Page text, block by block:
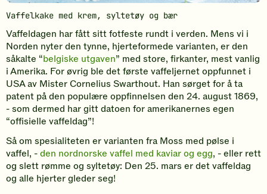
Vaffelkake med krem, syltetøy og bær
Vaffeldagen har fått sitt fotfeste rundt i verden. Mens vi i
Norden nyter den tynne, hjerteformede varianten, er den
såkalte “belgiske utgaven” med store, firkanter, mest vanlig
i Amerika. For øvrig ble det første vaffeljernet oppfunnet i
USA av Mister Cornelius Swarthout. Han sørget for å ta
patent på den populære oppfinnelsen den 24. august 1869,
- som dermed har gitt datoen for amerikanernes egen
“offisielle vaffeldag”!
Så om spesialiteten er varianten fra Moss med pølse i
vaffel, -den nordnorske vaffel med kaviar og egg, - eller rett
og slett rømme og syltetøy: Den 25. mars er det vaffeldag
og alle hjerter gleder seg!